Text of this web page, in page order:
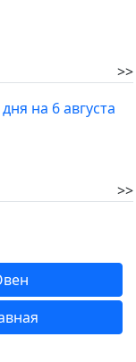
>>
на 6 августа
>>